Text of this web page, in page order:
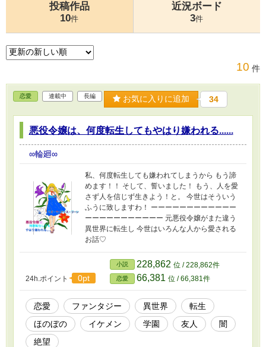
投稿作品
10件
近況ボード
3件
10 件
恋愛 連載中 長編 お気に入りに追加 34
悪役令嬢は、何度転生してもやはり嫌われる......
∞輪廻∞
私、何度転生しても嫌われてしまうから もう諦
めます！！ そして、誓いました！ もう、人を愛
さず人を信じず生きよう！と。 今世はそういう
ふうに致しますわ！ ーーーーーーーーーーーー
ーーーーーーーーーーー 元悪役令嬢がまた違う
異世界に転生し 今世はいろんな人から愛される
お話♡
24h.ポイント 0pt
小説 228,862 位 / 228,862件
恋愛 66,381 位 / 66,381件
恋愛 ファンタジー 異世界
転生
ほのぼの
イケメン 学園 友人
闇
絶望